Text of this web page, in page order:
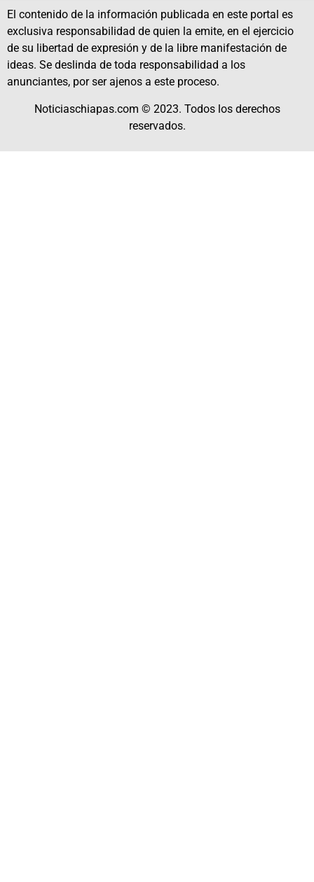
El contenido de la información publicada en este portal es
exclusiva responsabilidad de quien la emite, en el ejercicio
de su libertad de expresión y de la libre manifestación de
ideas. Se deslinda de toda responsabilidad a los
anunciantes, por ser ajenos a este proceso.
Noticiaschiapas.com © 2023. Todos los derechos
reservados.